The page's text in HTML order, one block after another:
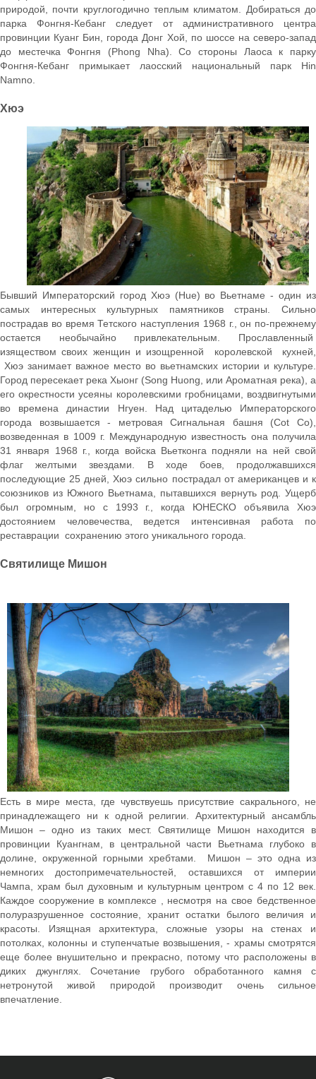
природой, почти круглогодично теплым климатом. Добираться до
парка Фонгня-Кебанг следует от административного центра
провинции Куанг Бин, города Донг Хой, по шоссе на северо-запад
до местечка Фонгня (Phong Nha). Со стороны Лаоса к парку
Фонгня-Кебанг примыкает лаосский национальный парк Hin
Namno.
Хюэ
Бывший Императорский город Хюэ (Hue) во Вьетнаме - один из
самых интересных культурных памятников страны. Сильно
пострадав во время Тетского наступления 1968 г., он по-прежнему
остается необычайно привлекательным. Прославленный
изяществом своих женщин и изощренной королевской кухней,
Хюэ занимает важное место во вьетнамских истории и культуре.
Город пересекает река Хыонг (Song Huong, или Ароматная река), а
его окрестности усеяны королевскими гробницами, воздвигнутыми
во времена династии Нгуен. Над цитаделью Императорского
города возвышается - метровая Сигнальная башня (Cot Со),
возведенная в 1009 г. Международную известность она получила
31 января 1968 г., когда войска Вьетконга подняли на ней свой
флаг желтыми звездами. В ходе боев, продолжавшихся
последующие 25 дней, Хюэ сильно пострадал от американцев и к
союзников из Южного Вьетнама, пытавшихся вернуть род. Ущерб
был огромным, но с 1993 г., когда ЮНЕСКО объявила Хюэ
достоянием человечества, ведется интенсивная работа по
реставрации сохранению этого уникального города.
Святилище Мишон
Есть в мире места, где чувствуешь присутствие сакрального, не
принадлежащего ни к одной религии. Архитектурный ансамбль
Мишон – одно из таких мест. Святилище Мишон находится в
провинции Куангнам, в центральной части Вьетнама глубоко в
долине, окруженной горными хребтами. Мишон – это одна из
немногих достопримечательностей, оставшихся от империи
Чампа, храм был духовным и культурным центром с 4 по 12 век.
Каждое сооружение в комплексе , несмотря на свое бедственное
полуразрушенное состояние, хранит остатки былого величия и
красоты. Изящная архитектура, сложные узоры на стенах и
потолках, колонны и ступенчатые возвышения, - храмы смотрятся
еще более внушительно и прекрасно, потому что расположены в
диких джунглях. Сочетание грубого обработанного камня с
нетронутой живой природой производит очень сильное
впечатление.